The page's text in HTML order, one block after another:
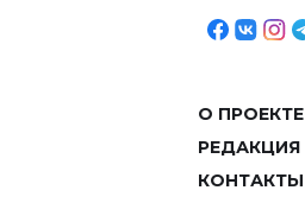
О ПРОЕКТЕ
РЕДАКЦИЯ
КОНТАКТЫ